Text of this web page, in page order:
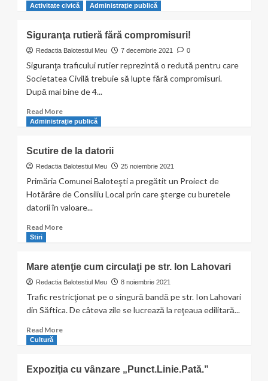
Balotești
more
simţiţi
în
siguranţă
atunci
traversaţi
pe
de
pietoni?
Activitate civică Administraţie publică
Siguranţa rutieră fără compromisuri!
Redactia Balotestiul Meu 7 decembrie 2021 0
Siguranţa traficului rutier reprezintă o redută pentru care
Societatea Civilă trebuie să lupte fără compromisuri.
După mai bine de 4...
Read MoreRead
more
rutieră
fără
compromisuri!
Administraţie publică
Scutire de la datorii
Redactia Balotestiul Meu 25 noiembrie 2021
Primăria Comunei Baloteşti a pregătit un Proiect de
Hotărâre de Consiliu Local prin care şterge cu buretele
datorii în valoare...
Read MoreRead
de
la
datorii
Stiri
Mare atenţie cum circulaţi pe str. Ion Lahovari
Redactia Balotestiul Meu 8 noiembrie 2021
Trafic restricţionat pe o singură bandă pe str. Ion Lahovari
din Săftica. De câteva zile se lucrează la reţeaua edilitară...
Read MoreRead
atenţie
Cultură
Expoziţia cu vânzare „Punct.Linie.Pată.”